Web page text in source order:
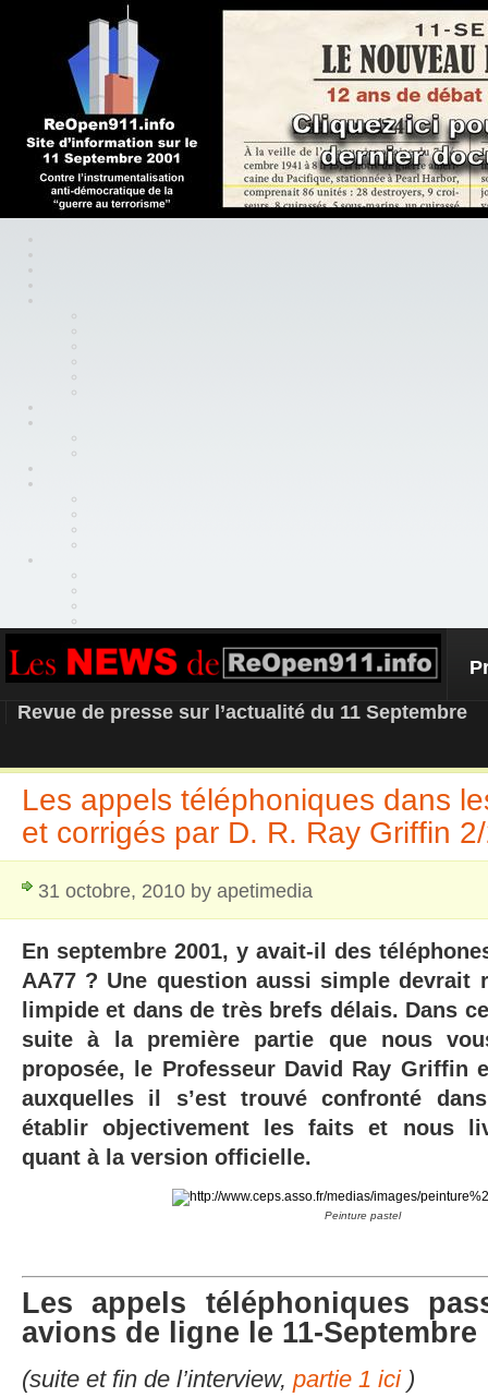
REOPEN911 – NEWS
Revue de presse sur l’actualité du 11 Septembre
Les appels téléphoniques dans
et corrigés par D. R. Ray Griffin
31 octobre, 2010 by apetimedia
En septembre 2001, y avait-il des
AA77 ? Une question aussi simple devrait
limpide et dans de très brefs délais. Dans
suite à la première partie que nous
proposée, le Professeur David Ray Griffin
auxquelles il s’est trouvé confronté
établir objectivement les faits et nous
quant à la version officielle.
Peinture pastel
Les appels téléphoniques
avions de ligne le 11-Septembre
(suite et fin de l’interview, partie 1 ici)